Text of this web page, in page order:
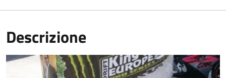
Descrizione